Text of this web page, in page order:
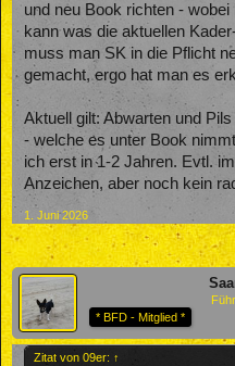
und neu Book richten -
kann was die aktuellen
muss man SK in die Pflicht
gemacht, ergo hat man es
Aktuell gilt: Abwarten und
- welche es unter Book
ich erst in 1-2 Jahren. Evtl.
Anzeichen, aber noch kein
1. Juni 2026
* BFD - Mitglied *
Zitat von 09er: ↑